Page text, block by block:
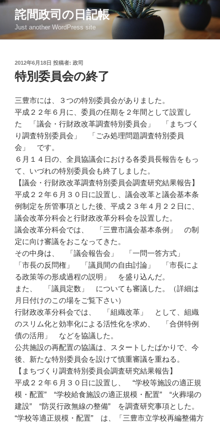
コ
ン
詫間政司の日記帳
Just another WordPress site
投
稿
日:
2012年6月18日 投稿者: 政司
特別委員会の終了
三豊市には、３つの特別委員会がありました。
平成２２年６月に、委員の任期を２年間として設置し
た 「議会・行財政改革調査特別委員会」 「まちづく
り調査特別委員会」 「ごみ処理問題調査特別委員
会」 です。
６月１４日の、全員協議会における各委員長報告をもっ
て、いづれの特別委員会も終了しました。
【議会・行財政改革調査特別委員会調査研究結果報告】
平成２２年６月３０日に設置し、議会改革と議会基本条
例制定を所管事項とした後、平成２３年４月２２日に、
議会改革分科会と行財政改革分科会を設置した。
議会改革分科会では、 「三豊市議会基本条例」 の制
定に向け審議をおこなってきた。
その中身は、 「議会報告会」 「一問一答方式」
「市長の反問権」 「議員間の自由討論」 「市長によ
る政策等の形成過程の説明」 を盛り込んだ。
また、 「議員定数」 についても審議した。（詳細は
月日付けのこの場をご覧下さい）
行財政改革分科会では、 「組織改革」 として、組織
のスリム化と効率化による活性化を求め、 「合併特例
債の活用」 などを協議した。
公共施設の再配置の協議は、スタートしたばかりで、今
後、新たな特別委員会を設けて慎重審議を重ねる。
【まちづくり調査特別委員会調査研究結果報告】
平成２２年６月３０日に設置し、 “学校等施設の適正規
模・配置” “学校給食施設の適正規模・配置” “火葬場の
建設” “防災行政無線の整備” を調査研究事項とした。
“学校等適正規模・配置” は、「三豊市立学校再編整備方